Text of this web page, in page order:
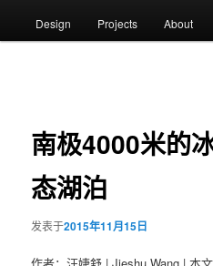
至
容
区
域
Design Projects About
南极4000米的
态湖泊
发表于2015年11月15日
作者：汪婕舒 | Jieshu Wang | 本